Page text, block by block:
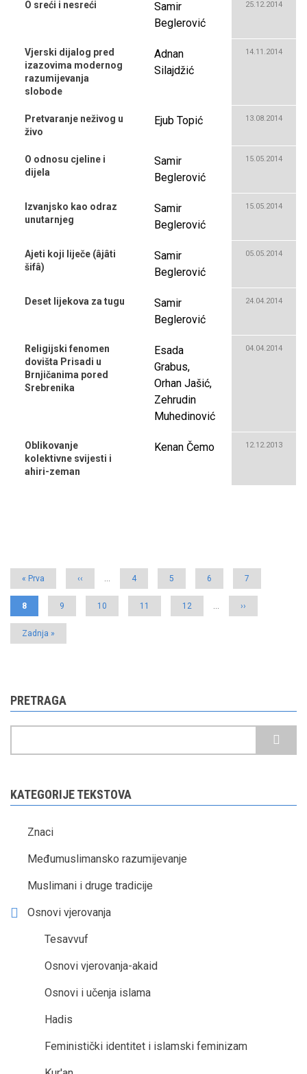
O sreći i nesreći
Samir
Beglerović
25.12.2014
Vjerski dijalog pred
izazovima modernog
razumijevanja
slobode
Adnan
Silajdžić
14.11.2014
Pretvaranje neživog u
živo
Ejub Topić 13.08.2014
O odnosu cjeline i
dijela
Samir
Beglerović
15.05.2014
Izvanjsko kao odraz
unutarnjeg
Samir
Beglerović
15.05.2014
Ajeti koji liječe (âjâti
šifâ)
Samir
Beglerović
05.05.2014
Deset lijekova za tugu
Samir
Beglerović
24.04.2014
Religijski fenomen
dovišta Prisadi u
Brnjičanima pored
Srebrenika
Esada
Grabus,
Orhan Jašić,
Zehrudin
Muhedinović
04.04.2014
Oblikovanje
kolektivne svijesti i
ahiri-zeman
Kenan Čemo 12.12.2013
First
« Prva
Previous
‹‹ Page
4 Page
5 Page
6 Page
7
Current
8 Page
9 Page
10 Page
11 Page
12
Next
››
Last
Zadnja »
PRETRAGA
KATEGORIJE TEKSTOVA
Znaci
Međumuslimansko razumijevanje
Muslimani i druge tradicije
Osnovi vjerovanja
Tesavvuf
Osnovi vjerovanja-akaid
Osnovi i učenja islama
Hadis
Feministički identitet i islamski feminizam